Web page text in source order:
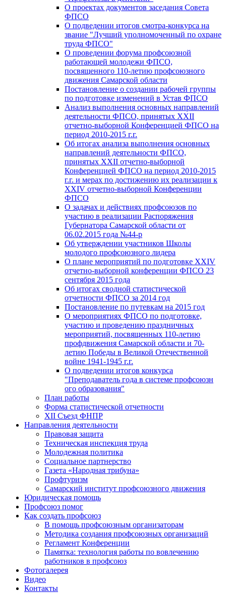
О проектах документов заседания Совета
ФПСО
О подведении итогов смотра-конкурса на
звание "Лучший уполномоченный по охране
труда ФПСО"
О проведении форума профсоюзной
работающей молодежи ФПСО,
посвященного 110-летию профсоюзного
движения Самарской области
Постановление о создании рабочей группы
по подготовке изменений в Устав ФПСО
Анализ выполнения основных направлений
деятельности ФПСО, принятых XXII
отчетно-выборной Конференцией ФПСО на
период 2010-2015 г.г.
Об итогах анализа выполнения основных
направлений деятельности ФПСО,
принятых XXII отчетно-выборной
Конференцией ФПСО на период 2010-2015
г.г. и мерах по достижению их реализации к
XXIV отчетно-выборной Конференции
ФПСО
О задачах и действиях профсоюзов по
участию в реализации Распоряжения
Губернатора Самарской области от
06.02.2015 года №44-р
Об утверждении участников Школы
молодого профсоюзного лидера
О плане мероприятий по подготовке XXIV
отчетно-выборной конференции ФПСО 23
сентября 2015 года
Об итогах сводной статистической
отчетности ФПСО за 2014 год
Постановление по путевкам на 2015 год
О мероприятиях ФПСО по подготовке,
участию и проведению праздничных
мероприятий, посвященных 110-летию
профдвижения Самарской области и 70-
летию Победы в Великой Отечественной
войне 1941-1945 г.г.
О подведении итогов конкурса
"Преподаватель года в системе профсоюзн
ого образования"
План работы
Форма статистической отчетности
XII Съезд ФНПР
Направления деятельности
Правовая защита
Техническая инспекция труда
Молодежная политика
Социальное партнерство
Газета «Народная трибуна»
Профтуризм
Самарский институт профсоюзного движения
Юридическая помощь
Профсоюз помог
Как создать профсоюз
В помощь профсоюзным организаторам
Методика создания профсоюзных организаций
Регламент Конференции
Памятка: технология работы по вовлечению
работников в профсоюз
Фотогалерея
Видео
Контакты